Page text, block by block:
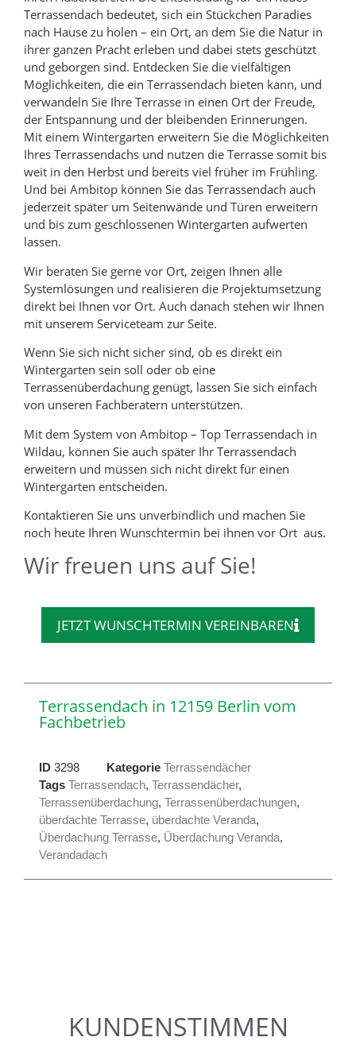
Terrassendach bedeutet, sich ein Stückchen Paradies
nach Hause zu holen – ein Ort, an dem Sie die Natur in
ihrer ganzen Pracht erleben und dabei stets geschützt
und geborgen sind. Entdecken Sie die vielfältigen
Möglichkeiten, die ein Terrassendach bieten kann, und
verwandeln Sie Ihre Terrasse in einen Ort der Freude,
der Entspannung und der bleibenden Erinnerungen.
Mit einem Wintergarten erweitern Sie die Möglichkeiten
Ihres Terrassendachs und nutzen die Terrasse somit bis
weit in den Herbst und bereits viel früher im Frühling.
Und bei Ambitop können Sie das Terrassendach auch
jederzeit später um Seitenwände und Türen erweitern
und bis zum geschlossenen Wintergarten aufwerten
lassen.
Wir beraten Sie gerne vor Ort, zeigen Ihnen alle
Systemlösungen und realisieren die Projektumsetzung
direkt bei Ihnen vor Ort. Auch danach stehen wir Ihnen
mit unserem Serviceteam zur Seite.
Wenn Sie sich nicht sicher sind, ob es direkt ein
Wintergarten sein soll oder ob eine
Terrassenüberdachung genügt, lassen Sie sich einfach
von unseren Fachberatern unterstützen.
Mit dem System von Ambitop – Top Terrassendach in
Wildau, können Sie auch später Ihr Terrassendach
erweitern und müssen sich nicht direkt für einen
Wintergarten entscheiden.
Kontaktieren Sie uns unverbindlich und machen Sie
noch heute Ihren Wunschtermin bei ihnen vor Ort aus.
Wir freuen uns auf Sie!
JETZT WUNSCHTERMIN VEREINBAREN
Terrassendach in 12159 Berlin vom
Fachbetrieb
ID 3298 Kategorie Terrassendächer
Tags Terrassendach, Terrassendächer,
Terrassenüberdachung, Terrassenüberdachungen,
überdachte Terrasse, überdachte Veranda,
Überdachung Terrasse, Überdachung Veranda,
Verandadach
KUNDENSTIMMEN